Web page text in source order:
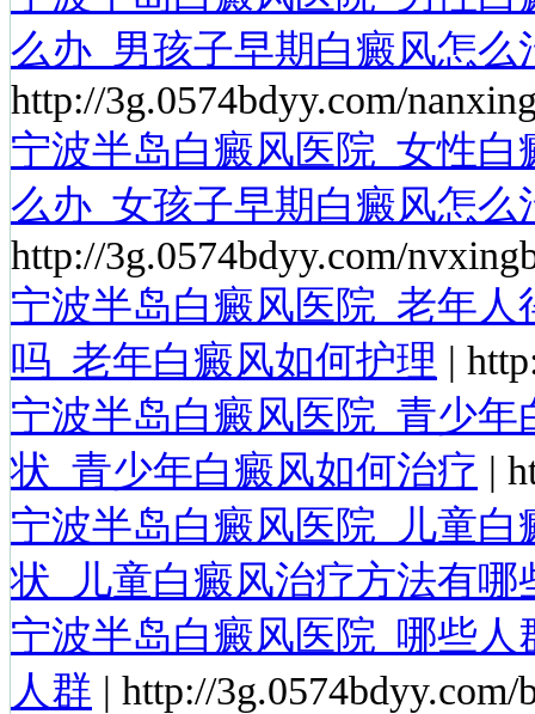
么办_男孩子早期白癜风怎么
http://3g.0574bdyy.com/
宁波半岛白癜风医院_女性
么办_女孩子早期白癜风怎么
http://3g.0574bdyy.com/
宁波半岛白癜风医院_老年
吗_老年白癜风如何护理 |
宁波半岛白癜风医院_青少
状_青少年白癜风如何治疗 |
宁波半岛白癜风医院_儿童
状_儿童白癜风治疗方法有哪
宁波半岛白癜风医院_哪些
人群 | http://3g.0574bdyy.com/